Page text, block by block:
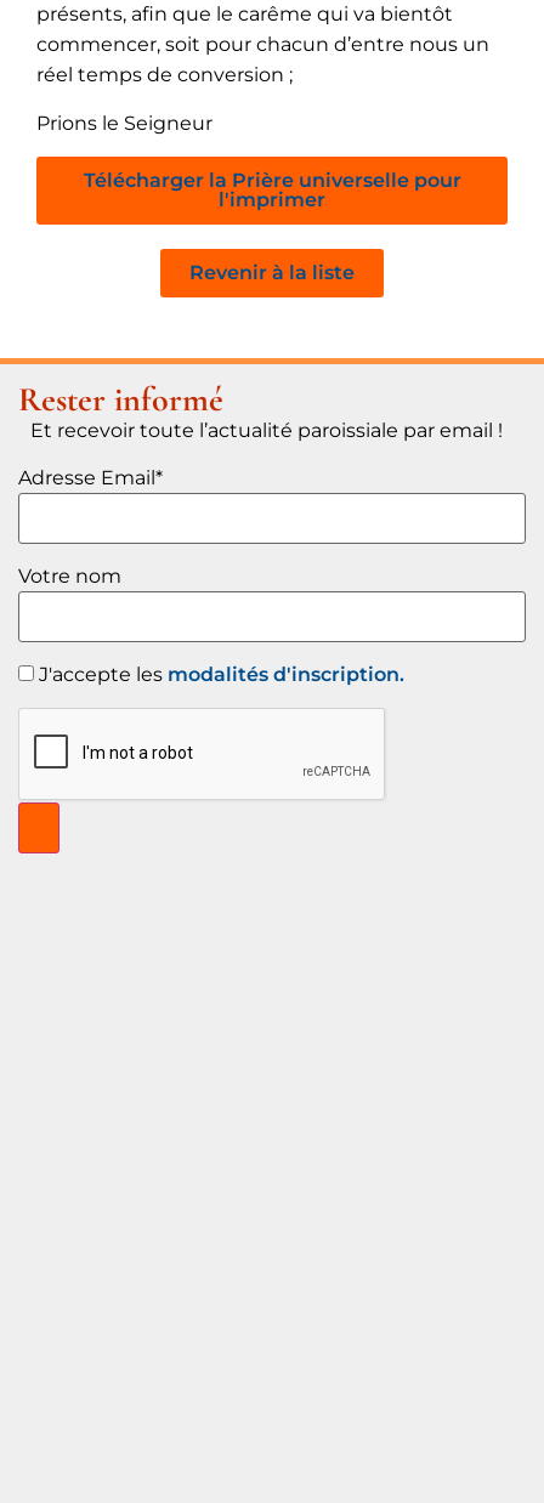
présents, afin que le carême qui va bientôt
commencer, soit pour chacun d’entre nous un
réel temps de conversion ;
Prions le Seigneur
Télécharger la Prière universelle pour
l'imprimer
Revenir à la liste
Rester informé
Et recevoir toute l’actualité paroissiale par email !
Adresse Email*
Votre nom
J'accepte les modalités d'inscription.